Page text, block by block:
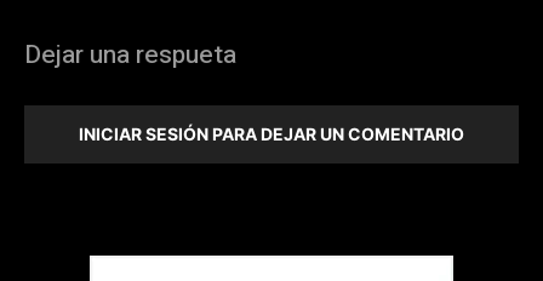
Dejar una respueta
INICIAR SESIÓN PARA DEJAR UN COMENTARIO